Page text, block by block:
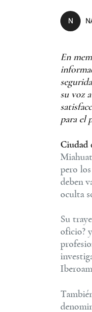
N
En
su voz
para el
Ciudad
pero
deben
oculta
Su
oficio?